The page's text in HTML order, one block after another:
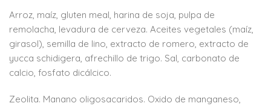
Arroz, maíz, gluten meal, harina de soja, pulpa de
remolacha, levadura de cerveza. Aceites vegetales (maíz,
girasol), semilla de lino, extracto de romero, extracto de
yucca schidigera, afrechillo de trigo. Sal, carbonato de
calcio, fosfato dicálcico.
Zeolita. Manano oligosacaridos. Oxido de manganeso,